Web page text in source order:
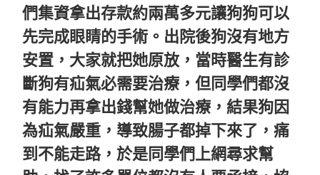
們集資拿出存款約兩萬多元讓狗狗可以
先完成眼睛的手術。出院後狗沒有地方
安置，大家就把她原放，當時醫生有診
斷狗有疝氣必需要治療，但同學們都沒
有能力再拿出錢幫她做治療，結果狗因
為疝氣嚴重，導致腸子都掉下來了，痛
到不能走路，於是同學們上網尋求幫